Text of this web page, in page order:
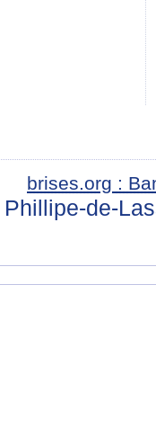
brises.org :
Phillipe-de-